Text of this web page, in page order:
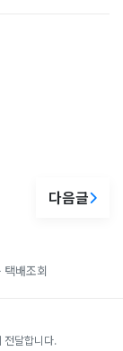
다음글
배조회
전달합니다.